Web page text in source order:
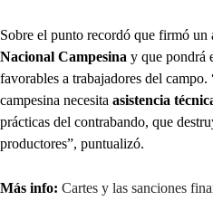
Sobre el punto recordó que firmó un
Nacional Campesina y que pondrá
favorables a trabajadores del
campesina necesita asistencia
prácticas del contrabando, que
productores”, puntualizó.
Más info: Cartes y las sanciones